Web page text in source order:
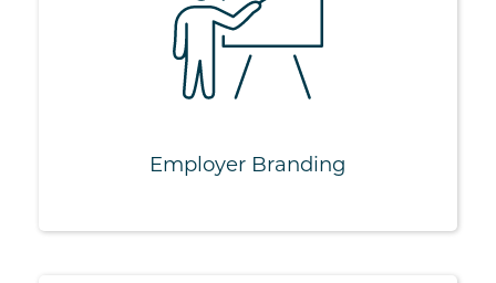
Employer Branding
Kommunikation
Aufbau eines